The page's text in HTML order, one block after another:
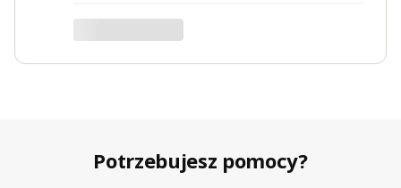
Potrzebujesz pomocy?